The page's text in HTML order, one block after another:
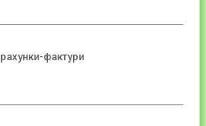
фактури